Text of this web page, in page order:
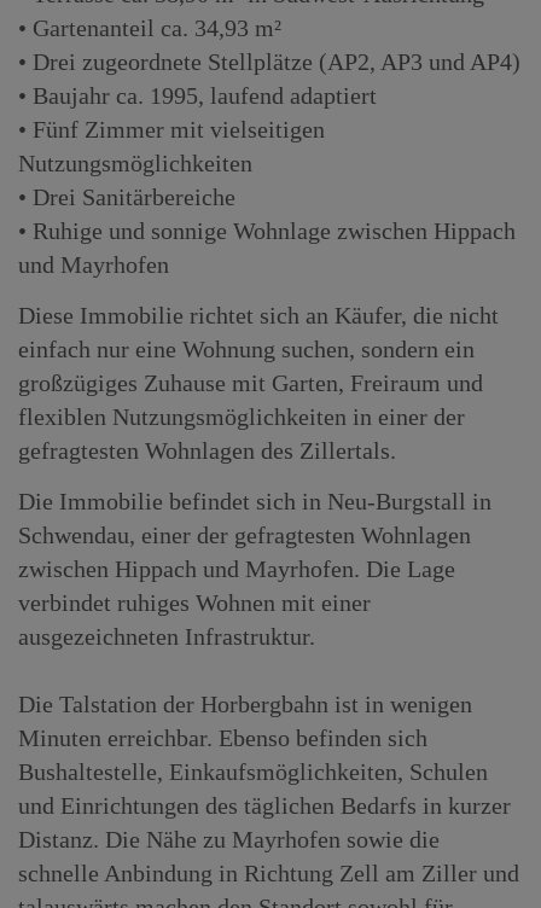
• Gartenanteil ca. 34,93 m²
• Drei zugeordnete Stellplätze (AP2, AP3 und AP4)
• Baujahr ca. 1995, laufend adaptiert
• Fünf Zimmer mit vielseitigen
Nutzungsmöglichkeiten
• Drei Sanitärbereiche
• Ruhige und sonnige Wohnlage zwischen Hippach
und Mayrhofen
Diese Immobilie richtet sich an Käufer, die nicht
einfach nur eine Wohnung suchen, sondern ein
großzügiges Zuhause mit Garten, Freiraum und
flexiblen Nutzungsmöglichkeiten in einer der
gefragtesten Wohnlagen des Zillertals.
Die Immobilie befindet sich in Neu-Burgstall in
Schwendau, einer der gefragtesten Wohnlagen
zwischen Hippach und Mayrhofen. Die Lage
verbindet ruhiges Wohnen mit einer
ausgezeichneten Infrastruktur.
Die Talstation der Horbergbahn ist in wenigen
Minuten erreichbar. Ebenso befinden sich
Bushaltestelle, Einkaufsmöglichkeiten, Schulen
und Einrichtungen des täglichen Bedarfs in kurzer
Distanz. Die Nähe zu Mayrhofen sowie die
schnelle Anbindung in Richtung Zell am Ziller und